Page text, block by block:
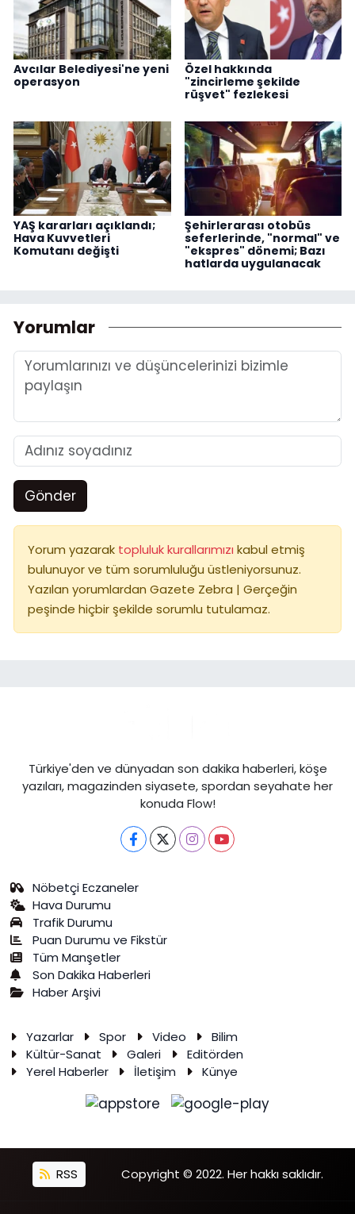
Avcılar Belediyesi'ne yeni
operasyon
Özel hakkında
"zincirleme şekilde
rüşvet" fezlekesi
YAŞ kararları açıklandı;
Hava Kuvvetleri
Komutanı değişti
Şehirlerarası otobüs
seferlerinde, "normal" ve
"ekspres" dönemi; Bazı
hatlarda uygulanacak
Yorumlar
Gönder
Yorum yazarak topluluk kurallarımızı kabul etmiş
bulunuyor ve tüm sorumluluğu üstleniyorsunuz.
Yazılan yorumlardan Gazete Zebra | Gerçeğin
peşinde hiçbir şekilde sorumlu tutulamaz.
Türkiye'den ve dünyadan son dakika haberleri, köşe
yazıları, magazinden siyasete, spordan seyahate her
konuda Flow!
Nöbetçi Eczaneler
Hava Durumu
Trafik Durumu
Puan Durumu ve Fikstür
Tüm Manşetler
Son Dakika Haberleri
Haber Arşivi
Yazarlar Spor Video
Bilim
Kültür-Sanat
Galeri
Editörden
Yerel Haberler
İletişim Künye
RSS Copyright © 2022. Her hakkı saklıdır.